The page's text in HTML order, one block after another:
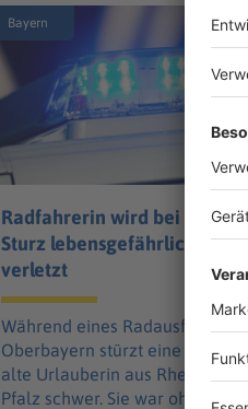
Bayern
Radfahrerin wird bei
Sturz lebensgefährlich
verletzt
Während eines Radausfluges in
Oberbayern stürzt eine 68 Jahre
alte Urlauberin aus Rheinland-
Pfalz schwer. Sie war ohne